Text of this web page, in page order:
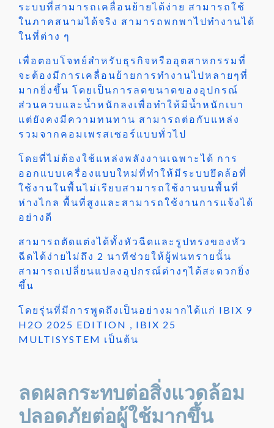
ระบบที่สามารถเคลื่อนย้ายได้ง่าย สามารถใช้
ในภาคสนามได้จริง สามารถพกพาไปทำงานได้
ในที่ต่าง ๆ
เพื่อตอบโจทย์สำหรับธุรกิจหรืออุตสาหกรรมที่
จะต้องมีการเคลื่อนย้ายการทำงานไปหลายๆที่
มากยิ่งขึ้น โดยเป็นการลดขนาดของอุปกรณ์
ส่วนควบและน้ำหนักลงเพื่อทำให้มีน้ำหนักเบา
แต่ยังคงมีความทนทาน สามารถต่อกับแหล่ง
รวมจากคอมเพรสเซอร์แบบทั่วไป
โดยที่ไม่ต้องใช้แหล่งพลังงานเฉพาะได้ การ
ออกแบบเครื่องแบบใหม่ที่ทำให้มีระบบยึดล้อที่
ใช้งานในพื้นไม่เรียบสามารถใช้งานบนพื้นที่
ห่างไกล พื้นที่สูงและสามารถใช้งานการแจ้งได้
อย่างดี
สามารถตัดแต่งได้ทั้งหัวฉีดและรูปทรงของหัว
ฉีดได้ง่ายไม่ถึง 2 นาทีช่วยให้ผู้พ่นทรายนั้น
สามารถเปลี่ยนแปลงอุปกรณ์ต่างๆได้สะดวกยิ่ง
ขึ้น
โดยรุ่นที่มีการพูดถึงเป็นอย่างมากได้แก่ IBIX 9
H2O 2025 EDITION , IBIX 25
MULTISYSTEM เป็นต้น
ลดผลกระทบต่อสิ่งแวดล้อม
ปลอดภัยต่อผู้ใช้มากขึ้น